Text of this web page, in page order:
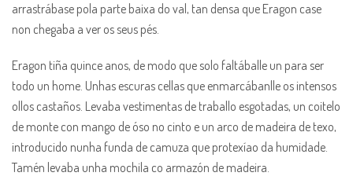
arrastrábase pola parte baixa do val, tan densa que Eragon case
non chegaba a ver os seus pés.
Eragon tiña quince anos, de modo que solo faltáballe un para ser
todo un home. Unhas escuras cellas que enmarcábanlle os intensos
ollos castaños. Levaba vestimentas de traballo esgotadas, un coitelo
de monte con mango de óso no cinto e un arco de madeira de texo,
introducido nunha funda de camuza que protexíao da humidade.
Tamén levaba unha mochila co armazón de madeira.